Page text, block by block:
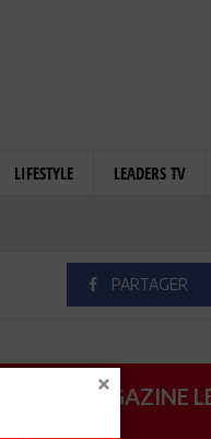
LIFESTYLE LEADERS TV
PARTAGER
MAGAZINE